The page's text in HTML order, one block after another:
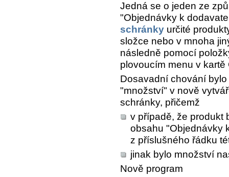
Jedná se o jeden ze
"Objednávky k
schránky určité
složce nebo v mnoha
následně pomocí
plovoucím menu v kartě
Dosavadní chování
"množství" v nově
schránky, přičemž
v případě, že produkt
obsahu "Objednávky
z příslušného řádku
jinak bylo množství
Nově program